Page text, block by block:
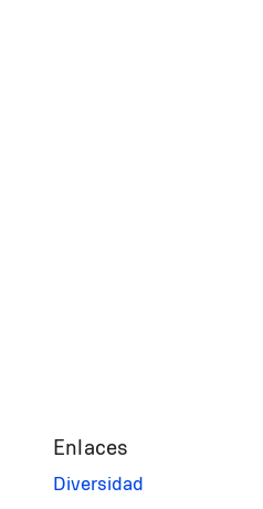
Enlaces
Diversidad